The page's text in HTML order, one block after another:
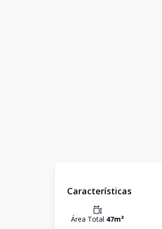
Características
Área Total 47m²